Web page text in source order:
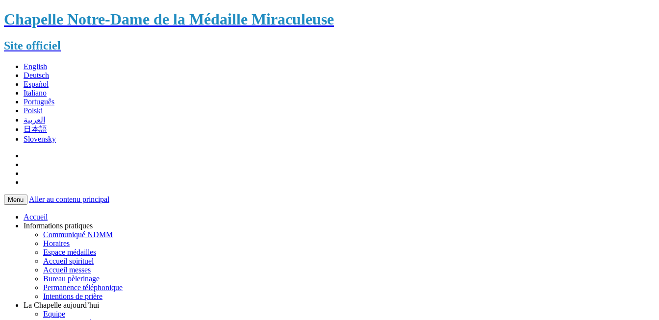
Chapelle Notre-Dame de la Médaille Miraculeuse
Site officiel
English
Deutsch
Español
Italiano
Português
Polski
العربية
日本語
Slovensky
Menu Aller au contenu principal
Accueil
Informations pratiques
Communiqué NDMM
Horaires
Espace médailles
Accueil spirituel
Accueil messes
Bureau pèlerinage
Permanence téléphonique
Intentions de prière
La Chapelle aujourd’hui
Equipe